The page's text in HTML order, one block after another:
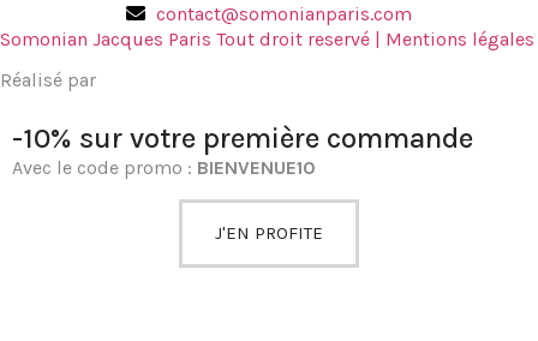
contact@somonianparis.com
Somonian Jacques Paris Tout droit reservé | Mentions légales
Réalisé par
-10% sur votre première commande
Avec le code promo : BIENVENUE10
J'EN PROFITE